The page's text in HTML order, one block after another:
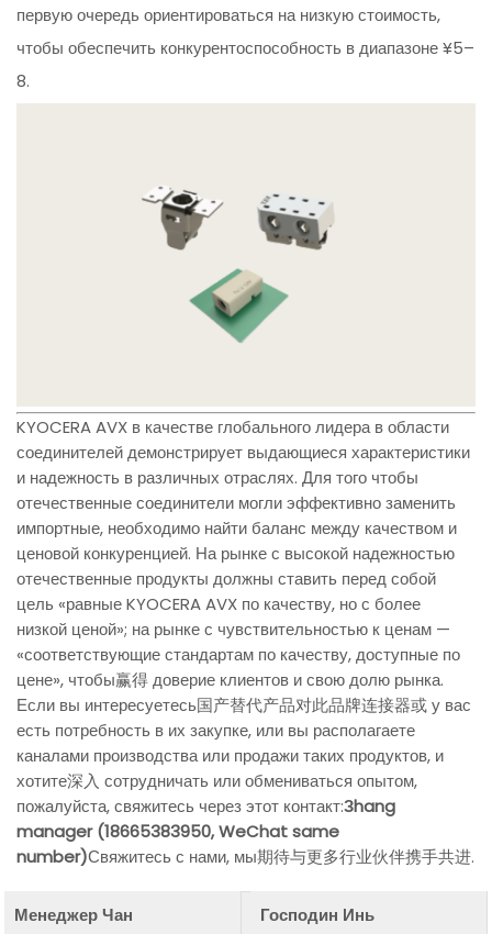
первую очередь ориентироваться на низкую стоимость,
чтобы обеспечить конкурентоспособность в диапазоне ¥5–
8.
KYOCERA AVX в качестве глобального лидера в области
соединителей демонстрирует выдающиеся характеристики
и надежность в различных отраслях. Для того чтобы
отечественные соединители могли эффективно заменить
импортные, необходимо найти баланс между качеством и
ценовой конкуренцией. На рынке с высокой надежностью
отечественные продукты должны ставить перед собой
цель «равные KYOCERA AVX по качеству, но с более
низкой ценой»; на рынке с чувствительностью к ценам —
«соответствующие стандартам по качеству, доступные по
цене», чтобы赢得 доверие клиентов и свою долю рынка.
Если вы интересуетесь国产替代产品对此品牌连接器或 у вас
есть потребность в их закупке, или вы располагаете
каналами производства или продажи таких продуктов, и
хотите深入 сотрудничать или обмениваться опытом,
пожалуйста, свяжитесь через этот контакт:Зhang
manager (18665383950, WeChat same
number)Свяжитесь с нами, мы期待与更多行业伙伴携手共进.
Менеджер Чан
Господин Инь